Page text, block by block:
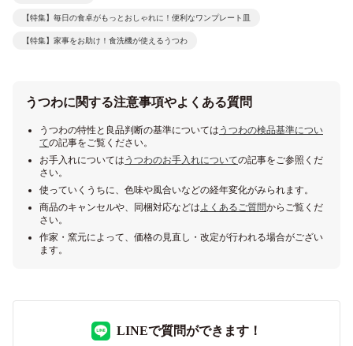
【特集】毎日の食卓がもっとおしゃれに！便利なワンプレート皿
【特集】家事をお助け！食洗機が使えるうつわ
うつわに関する注意事項やよくある質問
うつわの特性と良品判断の基準については うつわの検品基準につい
ての記事をご覧ください。
お手入れについては うつわのお手入れについての記事をご参照くだ
さい。
使っていくうちに、色味や風合いなどの経年変化がみられます。
商品のキャンセルや、同梱対応などは よくあるご質問からご覧くだ
さい。
作家・窯元によって、価格の見直し・改定が行われる場合がござい
ます。
LINEで質問ができます！